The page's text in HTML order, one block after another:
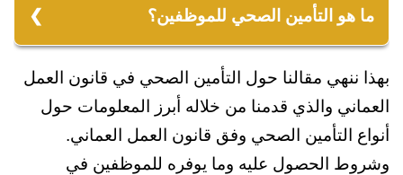
حيث تُلزم سلطنة عُمان كافة المقيمين أن يحصلوا
إضافة للحدّ الأدنى من المزايا.
ما هو التأمين الصحي للموظفين؟
الموظفين من استخدامها بحال مرضهم وحاجتهم
لعلاج طبي في المستقبل.
بهذا ننهي مقالنا حول التأمين الصحي في قانون العمل
العماني والذي قدمنا من خلاله أبرز المعلومات حول
أنواع التأمين الصحي وفق قانون العمل العماني.
وشروط الحصول عليه وما يوفره للموظفين في